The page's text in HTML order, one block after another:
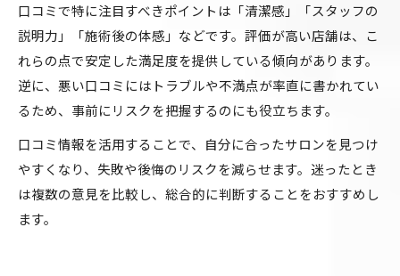
口コミで特に注目すべきポイントは「清潔感」「スタッフの
説明力」「施術後の体感」などです。評価が高い店舗は、こ
れらの点で安定した満足度を提供している傾向があります。
逆に、悪い口コミにはトラブルや不満点が率直に書かれてい
るため、事前にリスクを把握するのにも役立ちます。
口コミ情報を活用することで、自分に合ったサロンを見つけ
やすくなり、失敗や後悔のリスクを減らせます。迷ったとき
は複数の意見を比較し、総合的に判断することをおすすめし
ます。